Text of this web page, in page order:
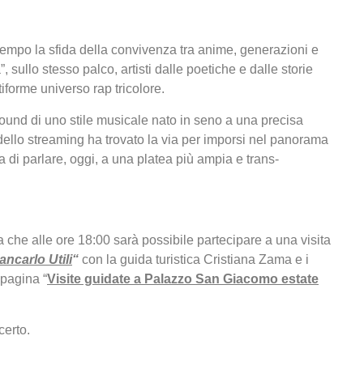
la sfida della convivenza tra anime, generazioni e
sullo stesso palco, artisti dalle poetiche e dalle storie
universo rap tricolore.
di uno stile musicale nato in seno a una precisa
streaming ha trovato la via per imporsi nel panorama
parlare, oggi, a una platea più ampia e trans-
alle ore 18:00 sarà possibile partecipare a una visita
Utili“ con la guida turistica Cristiana Zama e i
“Visite guidate a Palazzo San Giacomo estate